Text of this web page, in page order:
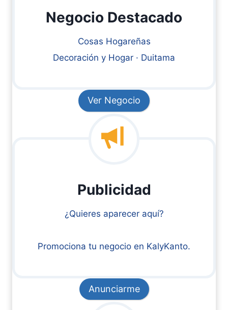
Negocio Destacado
Cosas Hogareñas
Decoración y Hogar · Duitama
Ver Negocio
Publicidad
¿Quieres aparecer aquí?
Promociona tu negocio en KalyKanto.
Anunciarme